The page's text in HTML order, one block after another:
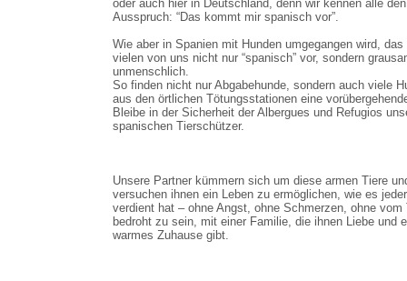
oder auch hier in Deutschland, denn wir kennen alle den
Ausspruch: “Das kommt mir spanisch vor”.
Wie aber in Spanien mit Hunden umgegangen wird,
vielen von uns nicht nur “spanisch” vor, sondern
unmenschlich.
So finden nicht nur Abgabehunde, sondern auch viele
aus den örtlichen Tötungsstationen eine
Bleibe in der Sicherheit der Albergues und Refugios
spanischen Tierschützer.
Unsere Partner kümmern sich um diese armen Tiere
versuchen ihnen ein Leben zu ermöglichen, wie es
verdient hat – ohne Angst, ohne Schmerzen, ohne vom
bedroht zu sein, mit einer Familie, die ihnen Liebe und
warmes Zuhause gibt.